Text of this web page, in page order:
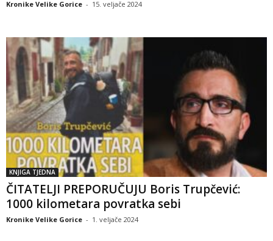
Kronike Velike Gorice - 15. veljače 2024
KNJIGA TJEDNA
ČITATELJI PREPORUČUJU Boris Trupčević:
1000 kilometara povratka sebi
Kronike Velike Gorice - 1. veljače 2024